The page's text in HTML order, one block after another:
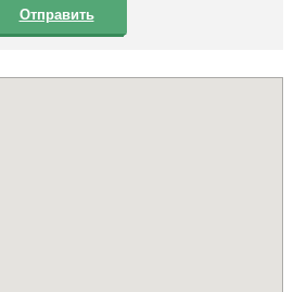
Отправить